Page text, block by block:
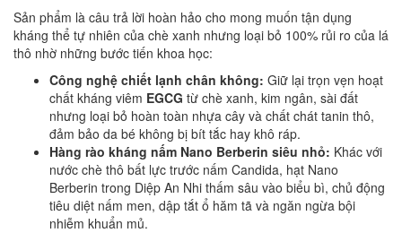
Sản phẩm là câu trả lời hoàn hảo cho mong muốn tận dụng
kháng thể tự nhiên của chè xanh nhưng loại bỏ 100% rủi ro của lá
thô nhờ những bước tiến khoa học:
Công nghệ chiết lạnh chân không: Giữ lại trọn vẹn hoạt
chất kháng viêm EGCG từ chè xanh, kim ngân, sài đất
nhưng loại bỏ hoàn toàn nhựa cây và chất chát tanin thô,
đảm bảo da bé không bị bít tắc hay khô ráp.
Hàng rào kháng nấm Nano Berberin siêu nhỏ: Khác với
nước chè thô bất lực trước nấm Candida, hạt Nano
Berberin trong Diệp An Nhi thấm sâu vào biểu bì, chủ động
tiêu diệt nấm men, dập tắt ổ hăm tã và ngăn ngừa bội
nhiễm khuẩn mủ.